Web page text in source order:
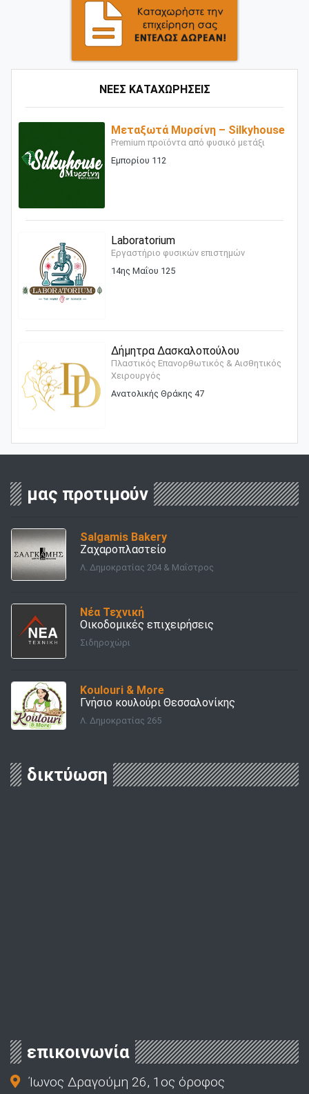
ΝΕΕΣ ΚΑΤΑΧΩΡΗΣΕΙΣ
Μεταξωτά Μυρσίνη – Silkyhouse
Premium προϊόντα από φυσικό μετάξι
Εμπορίου 112
Laboratorium
Εργαστήριο φυσικών επιστημών
14ης Μαΐου 125
Δήμητρα Δασκαλοπούλου
Πλαστικός Επανορθωτικός & Αισθητικός
Χειρουργός
Ανατολικής Θράκης 47
μας προτιμούν
Salgamis Bakery
Ζαχαροπλαστείο
Λ. Δημοκρατίας 204 & Μαΐστρος
Νέα Τεχνική
Οικοδομικές επιχειρήσεις
Σιδηροχώρι
Koulouri & More
Γνήσιο κουλούρι Θεσσαλονίκης
Λ. Δημοκρατίας 265
δικτύωση
επικοινωνία
Ίωνος Δραγούμη 26, 1ος όροφος